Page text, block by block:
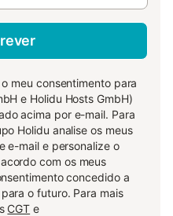
meu consentimento para
e Holidu Hosts GmbH)
acima por e-mail. Para
Holidu analise os meus
e-mail e personalize o
com os meus
concedido a
o futuro. Para mais
CGT e